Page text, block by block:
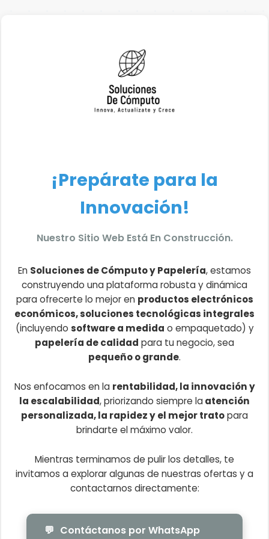
¡Prepárate para la
Innovación!
Nuestro Sitio Web Está En Construcción.
En Soluciones de Cómputo y Papelería, estamos
construyendo una plataforma robusta y dinámica
para ofrecerte lo mejor en productos electrónicos
económicos, soluciones tecnológicas integrales
(incluyendo software a medida o empaquetado) y
papelería de calidad para tu negocio, sea
pequeño o grande.
Nos enfocamos en la rentabilidad, la innovación y
la escalabilidad, priorizando siempre la atención
personalizada, la rapidez y el mejor tratopara
brindarte el máximo valor.
Mientras terminamos de pulir los detalles, te
invitamos a explorar algunas de nuestras ofertas y a
contactarnos directamente:
💬 Contáctanos por WhatsApp